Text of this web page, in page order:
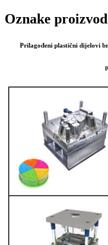
Oznake
Prilagođeni plastični dijelovi